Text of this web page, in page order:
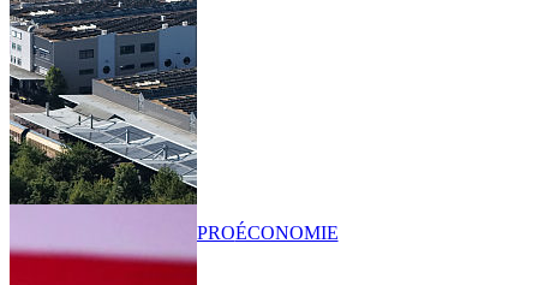
PROÉCONOMIE